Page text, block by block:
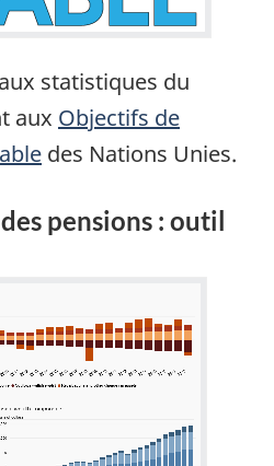
statistiques du
aux Objectifs de
des Nations Unies.
pensions : outil